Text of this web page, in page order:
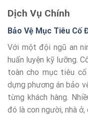
Dịch Vụ Chính
Bảo Vệ Mục Tiêu Cố
Với một đội ngũ an
huấn luyện kỹ lưỡng.
toàn cho mục tiêu
dựng phương án bảo
từng khách hàng.
đó là con người, nhà